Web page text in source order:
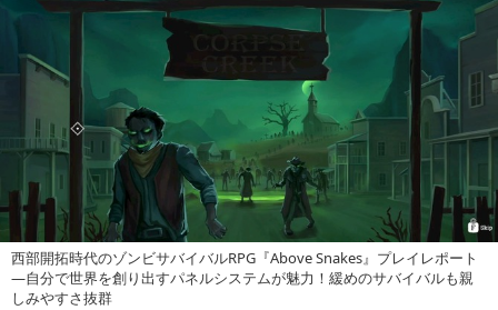
西部開拓時代のゾンビサバイバルRPG『Above Snakes』プレイレポート
―自分で世界を創り出すパネルシステムが魅力！緩めのサバイバルも親
しみやすさ抜群